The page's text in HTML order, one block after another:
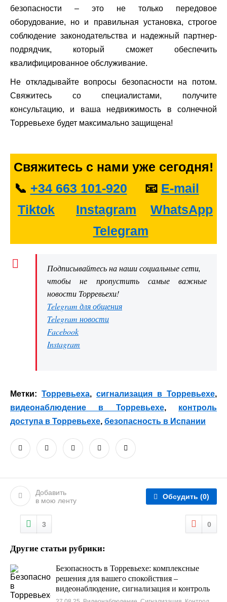
безопасности – это не только передовое
оборудование, но и правильная установка, строгое
соблюдение законодательства и надежный партнер-
подрядчик, который сможет обеспечить
квалифицированное обслуживание.
Не откладывайте вопросы безопасности на потом.
Свяжитесь со специалистами, получите
консультацию, и ваша недвижимость в солнечной
Торревьехе будет максимально защищена!
Свяжитесь с нами уже сегодня!
📞 ‪+34 663 101-920‬ 📧 E-mail
Tiktok
Instagram
WhatsApp
Telegram
Подписывайтесь на наши социальные сети,
чтобы не пропустить самые важные
новости Торревьехи!
Telegram для общения
Telegram новости
Facebook
Instagram
Метки: Торревьеха, сигнализация в Торревьехе,
видеонаблюдение в Торревьехе, контроль
доступа в Торревьехе, безопасность в Испании
Добавить
в мою ленту
Обсудить (0)
3 0
Другие статьи рубрики:
Безопасность в Торревьехе: комплексные
решения для вашего спокойствия –
видеонаблюдение, сигнализация и контроль
доступа